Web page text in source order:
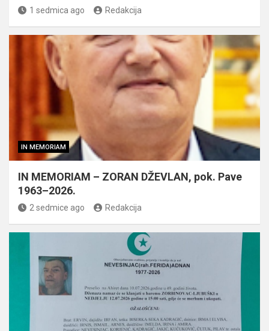
1 sedmica ago Redakcija
IN MEMORIAM
IN MEMORIAM – ZORAN DŽEVLAN, pok. Pave
1963–2026.
2 sedmice ago Redakcija